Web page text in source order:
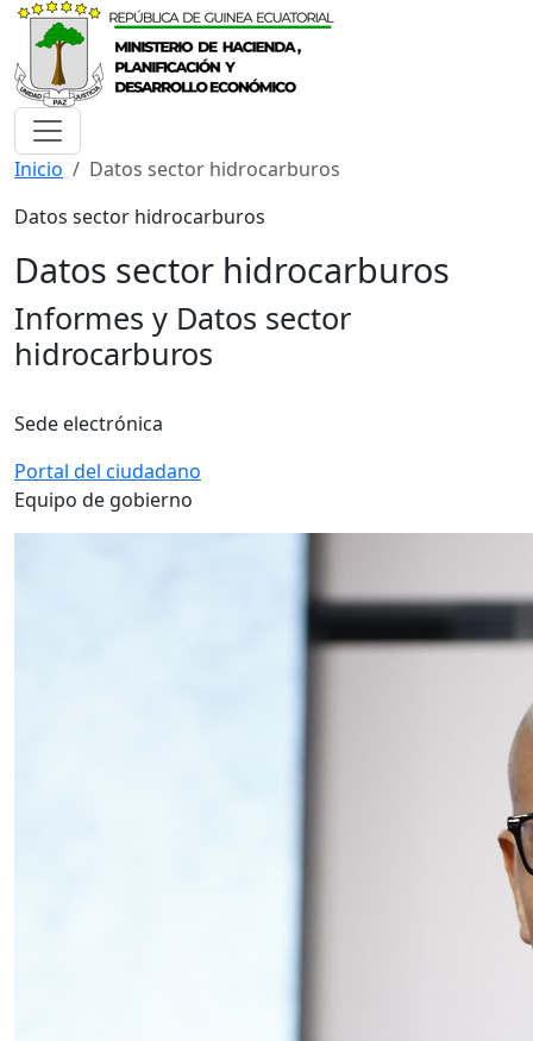
Inicio
Datos sector hidrocarburos
Datos sector hidrocarburos
Datos sector hidrocarburos
Informes y Datos sector
hidrocarburos
Sede electrónica
Portal del ciudadano
Equipo de gobierno